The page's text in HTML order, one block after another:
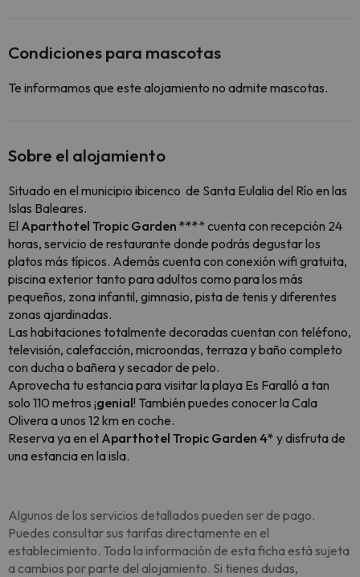
Condiciones para mascotas
Te informamos que este alojamiento no admite mascotas.
Sobre el alojamiento
Situado en el municipio ibicenco de Santa Eulalia del Río en las
Islas Baleares.
El Aparthotel Tropic Garden **** cuenta con recepción 24
horas, servicio de restaurante donde podrás degustar los
platos más típicos. Además cuenta con conexión wifi gratuita,
piscina exterior tanto para adultos como para los más
pequeños, zona infantil, gimnasio, pista de tenis y diferentes
zonas ajardinadas.
Las habitaciones totalmente decoradas cuentan con teléfono,
televisión, calefacción, microondas, terraza y baño completo
con ducha o bañera y secador de pelo.
Aprovecha tu estancia para visitar la playa Es Faralló a tan
solo 110 metros ¡genial! También puedes conocer la Cala
Olivera a unos 12 km en coche.
Reserva ya en el Aparthotel Tropic Garden 4* y disfruta de
una estancia en la isla.
Algunos de los servicios detallados pueden ser de pago.
Puedes consultar sus tarifas directamente en el
establecimiento. Toda la información de esta ficha está sujeta
a cambios por parte del alojamiento. Si tienes dudas,